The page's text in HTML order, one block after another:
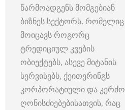
წარმოადგენს მომგებიან
ბიზნეს სექტორს, რომელიც
მოიცავს როგორც
ტრედიციულ კვების
ობიექტებს, ასევე მიტანის
სერვისებს, ქეითერინგს
კორპორატიული და კერძო
ღონისძიებებისათვის, რაც